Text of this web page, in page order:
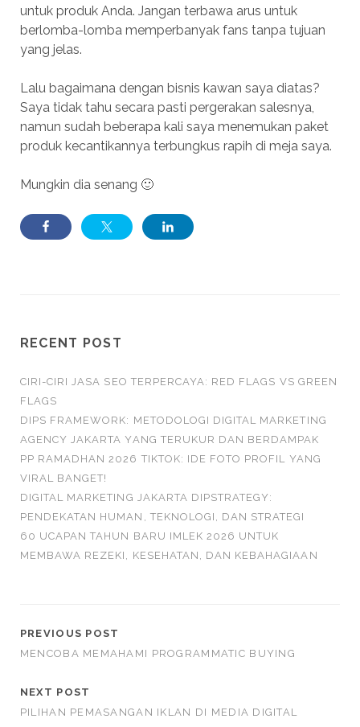
untuk produk Anda. Jangan terbawa arus untuk
berlomba-lomba memperbanyak fans tanpa tujuan
yang jelas.
Lalu bagaimana dengan bisnis kawan saya diatas?
Saya tidak tahu secara pasti pergerakan salesnya,
namun sudah beberapa kali saya menemukan paket
produk kecantikannya terbungkus rapih di meja saya.
Mungkin dia senang 🙂
RECENT POST
CIRI-CIRI JASA SEO TERPERCAYA: RED FLAGS VS GREEN
FLAGS
DIPS FRAMEWORK: METODOLOGI DIGITAL MARKETING
AGENCY JAKARTA YANG TERUKUR DAN BERDAMPAK
PP RAMADHAN 2026 TIKTOK: IDE FOTO PROFIL YANG
VIRAL BANGET!
DIGITAL MARKETING JAKARTA DIPSTRATEGY:
PENDEKATAN HUMAN, TEKNOLOGI, DAN STRATEGI
60 UCAPAN TAHUN BARU IMLEK 2026 UNTUK
MEMBAWA REZEKI, KESEHATAN, DAN KEBAHAGIAAN
PREVIOUS POST
MENCOBA MEMAHAMI PROGRAMMATIC BUYING
NEXT POST
PILIHAN PEMASANGAN IKLAN DI MEDIA DIGITAL